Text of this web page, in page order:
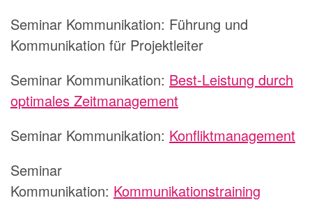
Seminar Kommunikation: Führung und
Kommunikation für Projektleiter
Seminar Kommunikation: Best-Leistung durch
optimales Zeitmanagement
Seminar Kommunikation: Konfliktmanagement
Seminar
Kommunikation: Kommunikationstraining